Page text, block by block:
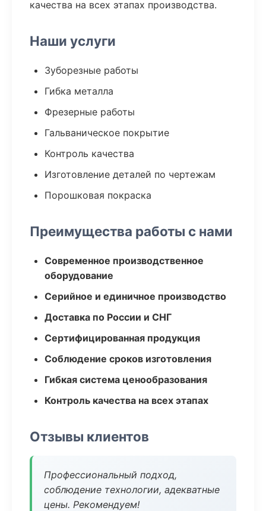
качества на всех этапах производства.
Наши услуги
Зуборезные работы
Гибка металла
Фрезерные работы
Гальваническое покрытие
Контроль качества
Изготовление деталей по чертежам
Порошковая покраска
Преимущества работы с нами
Современное производственное
оборудование
Серийное и единичное производство
Доставка по России и СНГ
Сертифицированная продукция
Соблюдение сроков изготовления
Гибкая система ценообразования
Контроль качества на всех этапах
Отзывы клиентов
Профессиональный подход,
соблюдение технологии, адекватные
цены. Рекомендуем!